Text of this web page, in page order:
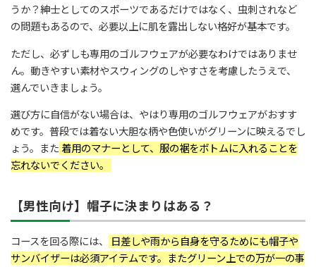
うか？紳士としてのスポーツであるだけではなく、虫刺されなど
の問題もあるので、必要以上に肌を露出しない格好が基本です。
ただし、必ずしも専用のゴルフウェアが必要なわけではありませ
ん。動きやすい素材やスウィングのしやすさを考慮したうえで、
選んでいきましょう。
選び方に自信がない場合は、やはり専用のゴルフウェアがおすす
めです。普段では着ない大胆な柄や色使いがグリーンに映えるでし
ょう。また 着用のマナーとして、服の裾をボトムに入れることを
忘れないでください。
【男性向け】帽子に決まりはある？
コースを回る際には、
日差しや雨から自身を守るためにも帽子や
サンバイザーは必須アイテムです。またグリーン上での万が一の事